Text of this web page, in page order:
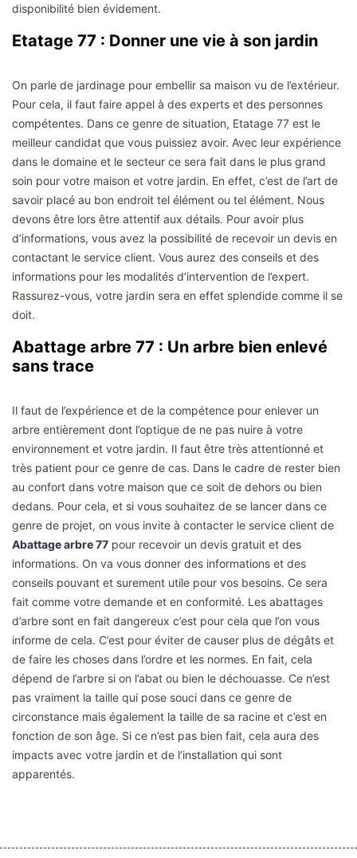
disponibilité bien évidement.
Etatage 77 : Donner une vie à son jardin
On parle de jardinage pour embellir sa maison vu de l’extérieur.
Pour cela, il faut faire appel à des experts et des personnes
compétentes. Dans ce genre de situation, Etatage 77 est le
meilleur candidat que vous puissiez avoir. Avec leur expérience
dans le domaine et le secteur ce sera fait dans le plus grand
soin pour votre maison et votre jardin. En effet, c’est de l’art de
savoir placé au bon endroit tel élément ou tel élément. Nous
devons être lors être attentif aux détails. Pour avoir plus
d’informations, vous avez la possibilité de recevoir un devis en
contactant le service client. Vous aurez des conseils et des
informations pour les modalités d’intervention de l’expert.
Rassurez-vous, votre jardin sera en effet splendide comme il se
doit.
Abattage arbre 77 : Un arbre bien enlevé
sans trace
Il faut de l’expérience et de la compétence pour enlever un
arbre entièrement dont l’optique de ne pas nuire à votre
environnement et votre jardin. Il faut être très attentionné et
très patient pour ce genre de cas. Dans le cadre de rester bien
au confort dans votre maison que ce soit de dehors ou bien
dedans. Pour cela, et si vous souhaitez de se lancer dans ce
genre de projet, on vous invite à contacter le service client de
Abattage arbre 77 pour recevoir un devis gratuit et des
informations. On va vous donner des informations et des
conseils pouvant et surement utile pour vos besoins. Ce sera
fait comme votre demande et en conformité. Les abattages
d’arbre sont en fait dangereux c’est pour cela que l’on vous
informe de cela. C’est pour éviter de causer plus de dégâts et
de faire les choses dans l’ordre et les normes. En fait, cela
dépend de l’arbre si on l’abat ou bien le déchouasse. Ce n’est
pas vraiment la taille qui pose souci dans ce genre de
circonstance mais également la taille de sa racine et c’est en
fonction de son âge. Si ce n’est pas bien fait, cela aura des
impacts avec votre jardin et de l’installation qui sont
apparentés.